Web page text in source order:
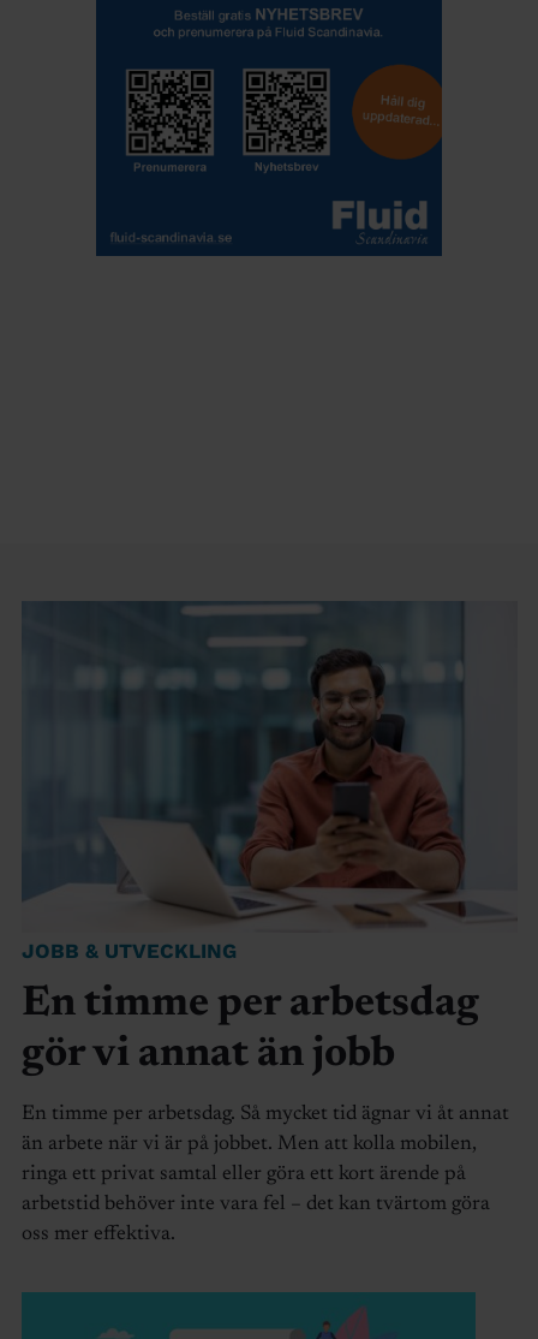
JOBB & UTVECKLING
En timme per arbetsdag
gör vi annat än jobb
En timme per arbetsdag. Så mycket tid ägnar vi åt annat
än arbete när vi är på jobbet. Men att kolla mobilen,
ringa ett privat samtal eller göra ett kort ärende på
arbetstid behöver inte vara fel – det kan tvärtom göra
oss mer effektiva.